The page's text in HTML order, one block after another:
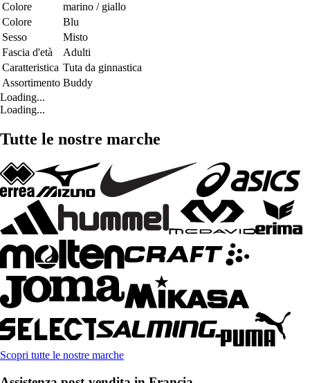
Colore
marino / giallo
Colore
Blu
Sesso
Misto
Fascia d'età
Adulti
Caratteristica Tuta da ginnastica
Assortimento Buddy
Loading...
Loading...
Tutte le nostre marche
Scopri tutte le nostre marche